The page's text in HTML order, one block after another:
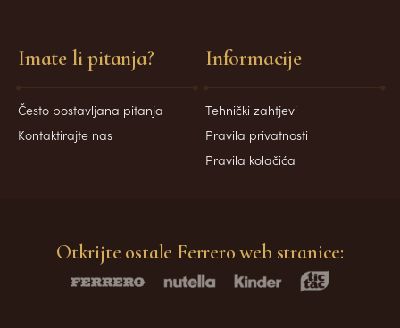
Imate li pitanja?
Često postavljana pitanja
Kontaktirajte nas
Informacije
Tehnički zahtjevi
Pravila privatnosti
Pravila kolačića
Otkrijte ostale Ferrero web stranice: